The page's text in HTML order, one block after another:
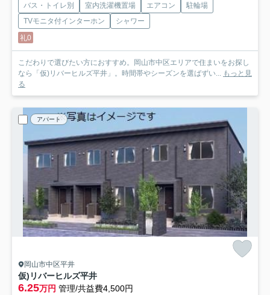
バス・トイレ別 室内洗濯機置場 エアコン
駐輪場
TVモニタ付インターホン
シャワー
礼0
こだわりで選びたい方におすすめ。岡山市中区エリアで住まいをお探し
なら「仮)リバーヒルズ平井」。時間帯やシーズンを選ばずい...
もっと見
る
アパート
岡山市中区平井
仮)リバーヒルズ平井
6.25万円 管理/共益費4,500円